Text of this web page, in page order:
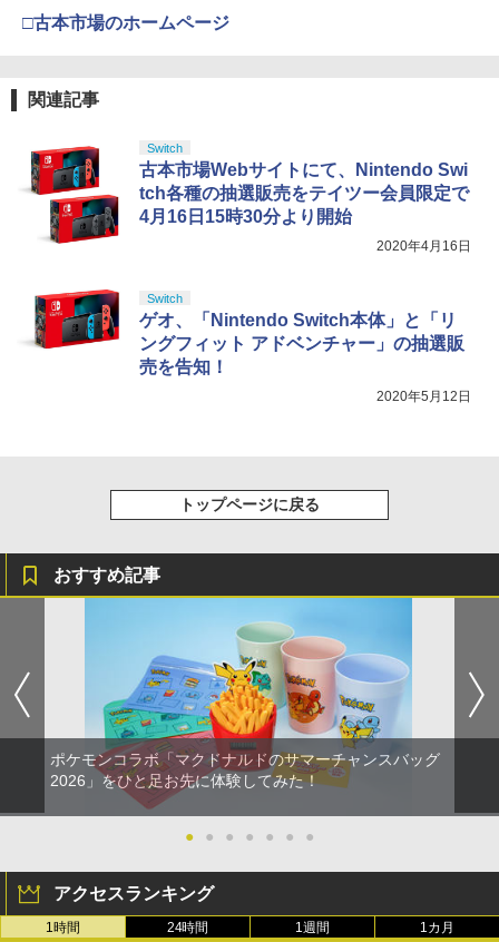
□古本市場のホームページ
関連記事
Switch
古本市場Webサイトにて、Nintendo Swi
tch各種の抽選販売をテイツー会員限定で
4月16日15時30分より開始
2020年4月16日
Switch
ゲオ、「Nintendo Switch本体」と「リ
ングフィット アドベンチャー」の抽選販
売を告知！
2020年5月12日
トップページに戻る
おすすめ記事
ポケモンコラボ「マクドナルドのサマーチャンスバッグ
2026」をひと足お先に体験してみた！
● ● ● ● ● ● ●
アクセスランキング
1時間 24時間 1週間 1カ月